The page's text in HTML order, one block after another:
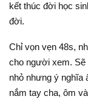
kết thúc đời học
đời.
Chỉ vọn vẹn 48s,
cho người xem. Sẽ
nhỏ nhưng ý nghĩa
nắm tay cha, ôm